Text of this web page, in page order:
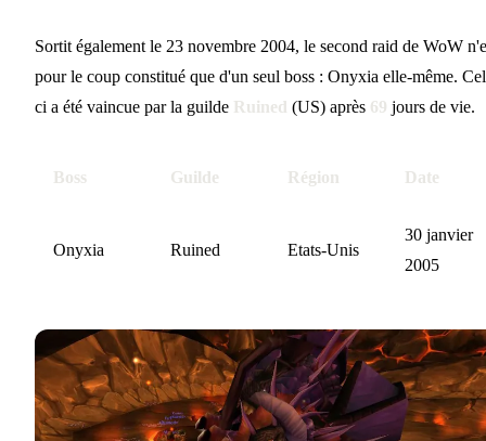
Sortit également le 23 novembre 2004, le second raid de WoW
pour le coup constitué que d'un seul boss : Onyxia elle-même.
ci a été vaincue par la guilde Ruined (US) après 69 jours de vie.
Boss Guilde Région Date
Onyxia Ruined Etats-Unis
30 janvier
2005